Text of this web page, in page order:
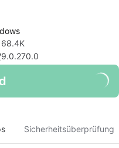
68.4K
9.0.270.0
Sicherheitsüberprüfung